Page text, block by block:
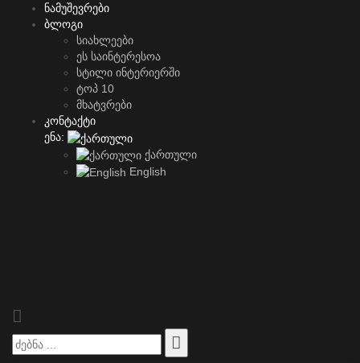
ნამუშევრები
ბლოგი
სიახლეები
ეს საინტერესოა
სტილი ინტერიერში
ტოპ 10
მხატვრები
კონტაქტი
ენა:
ქართული
English